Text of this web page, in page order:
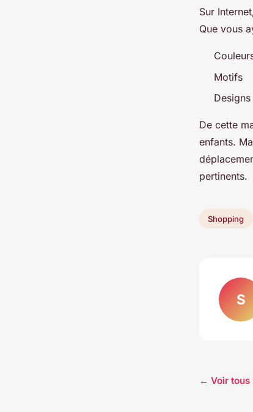
Sur
Que vous
Motifs
Designs
De cette
enfants.
pertinents.
Shopping
S
← Voir tous